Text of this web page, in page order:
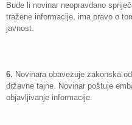
Bude li novinar neopravdano
tražene informacije, ima pravo o
javnost.
6. Novinara obavezuje zakonska
državne tajne. Novinar poštuje
objavljivanje informacije.